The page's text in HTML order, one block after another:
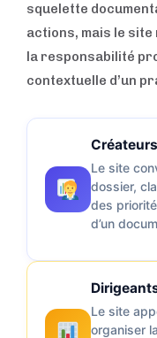
squelette
actions, mais le
la responsabilité
contextuelle d’un
Le site
dossier,
des
d’un
Le site
organiser